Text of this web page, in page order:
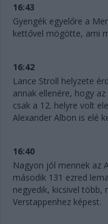
16:43
Gyengék egyelőre a
kettővel mögötte, ami
16:42
Lance Stroll helyzete
annak ellenére, hogy
csak a 12. helyre volt
Alexander Albon is elé
16:40
Nagyon jól mennek az
második 131 ezred
negyedik, kicsivel több,
Verstappenhez képest.